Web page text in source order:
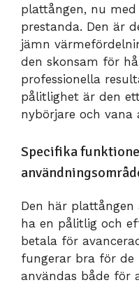
plattången, nu
prestanda. Den är
jämn
den skonsam för
professionella
pålitlighet är den
nybörjare och vana
Specifika
Den här
ha en pålitlig och
betala för
fungerar bra för de
användas både för